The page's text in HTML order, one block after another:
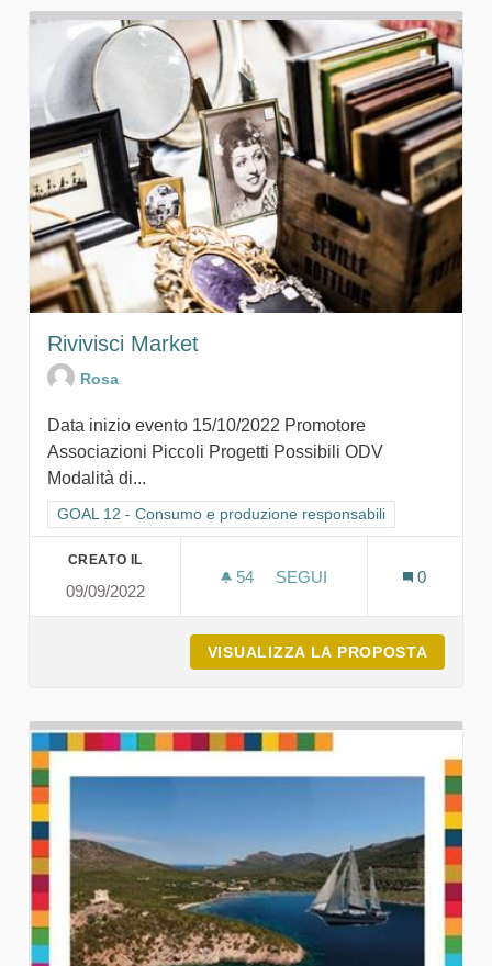
Rivivisci Market
Rosa
Data inizio evento 15/10/2022 Promotore
Associazioni Piccoli Progetti Possibili ODV
Modalità di...
Filtra i risultati per categoria: GOAL 12 - Consumo e
GOAL 12 - Consumo e produzione responsabili
CREATO IL
09/09/2022
54 54 SOSTENITORI
SEGUI
0
VISUALIZZA LA PROPOSTA